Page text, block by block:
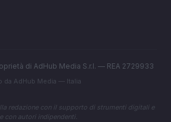
di AdHub Media S.r.l. — REA 2729933
da AdHub Media — Italia
redazione con il supporto di strumenti digitali e
con autori indipendenti.